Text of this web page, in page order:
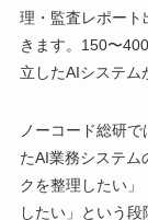
理・監査レポート
きます。150〜
立したAIシステム
ノーコード総研
たAI業務システム
クを整理したい
したい」という段